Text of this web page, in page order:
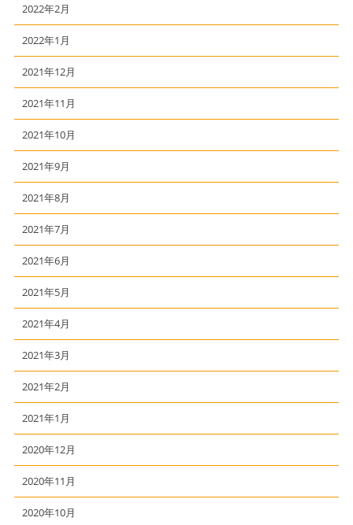
2022年2月
2022年1月
2021年12月
2021年11月
2021年10月
2021年9月
2021年8月
2021年7月
2021年6月
2021年5月
2021年4月
2021年3月
2021年2月
2021年1月
2020年12月
2020年11月
2020年10月